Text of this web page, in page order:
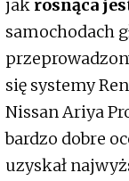
jak rosnąca
samochodach
się systemy
Nissan Ariya
bardzo dobre
uzyskał